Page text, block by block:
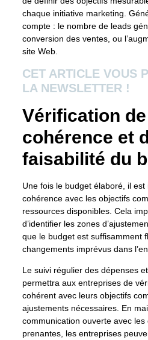
chaque initiative marketing.
compte : le nombre de leads
conversion des ventes, ou
site Web.
CET ARTICLE VOUS
LA NEWSLETTER !
Vérification
cohérence et
faisabilité du
Une fois le budget élaboré, il
cohérence avec les objectifs
ressources disponibles. Cela
d’identifier les zones
que le budget est suffisamment
changements imprévus dans
Le suivi régulier des dépenses
permettra aux entreprises de
cohérent avec leurs objectifs
ajustements nécessaires. En
communication ouverte avec
prenantes, les entreprises